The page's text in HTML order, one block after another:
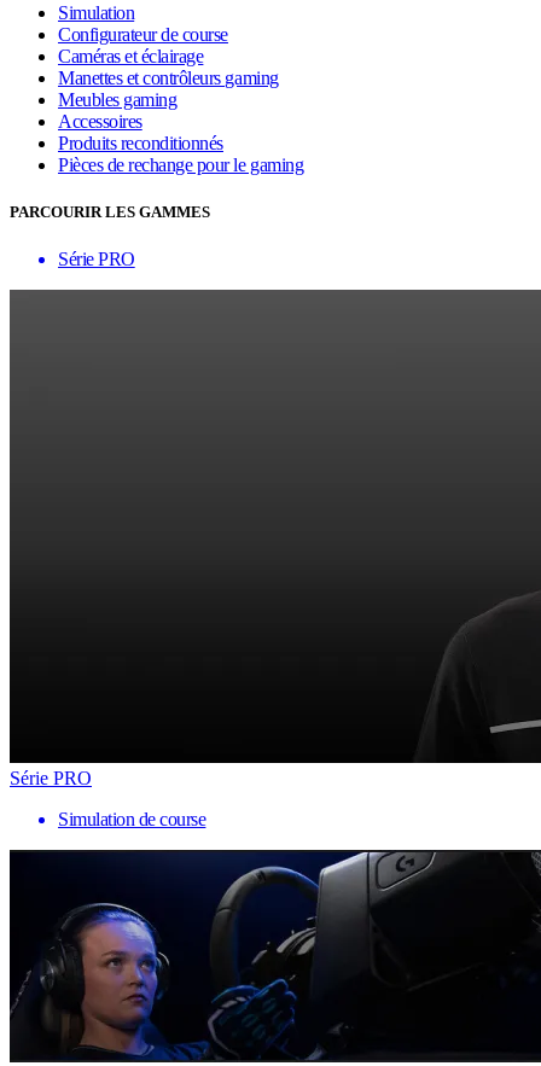
Simulation
Configurateur de course
Caméras et éclairage
Manettes et contrôleurs gaming
Meubles gaming
Accessoires
Produits reconditionnés
Pièces de rechange pour le gaming
PARCOURIR LES GAMMES
Série PRO
Série PRO
Simulation de course